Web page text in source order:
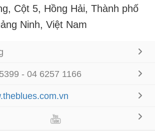
Cột 5, Hồng Hải, Thành phố
Ninh, Việt Nam
- 04 6257 1166